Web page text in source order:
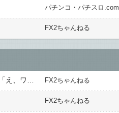
パチンコ・パチスロ.com
FX2ちゃんねる
FX2ちゃんねる
FX2ちゃんねる